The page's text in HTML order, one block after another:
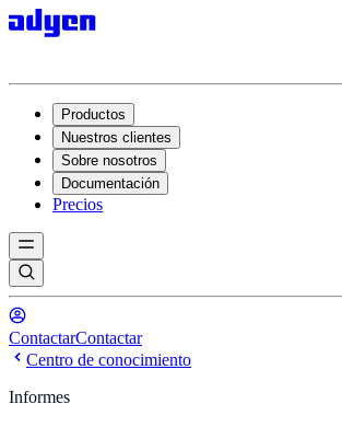
Productos
Nuestros clientes
Sobre nosotros
Documentación
Precios
ContactarContactar
Centro de conocimiento
Informes